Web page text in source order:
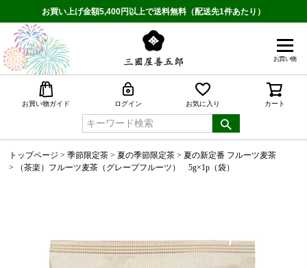
お買い上げ金額5,400円以上で送料無料（配送先1件あたり）
お買い物
お買い物ガイド ログイン お気に入り カート
トップページ 季節限定茶 夏の季節限定茶
夏の新定番 フルーツ麦茶
（茶楽）フルーツ麦茶（グレープフルーツ） 5g×1p（袋）